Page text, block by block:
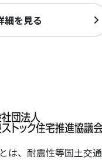
細を見る
は、耐震性等国土交